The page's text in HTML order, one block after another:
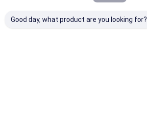
Good day, what product are you looking for?